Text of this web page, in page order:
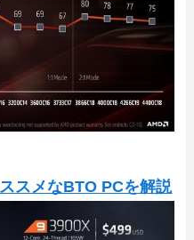
スメなBTO PCを解説